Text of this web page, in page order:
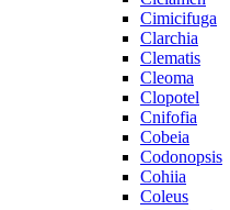
Cimicifuga
Clarchia
Clematis
Cleoma
Clopotel
Cnifofia
Cobeia
Codonopsis
Cohiia
Coleus